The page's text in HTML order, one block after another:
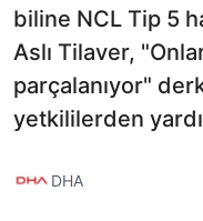
biline NCL Tip 5
Aslı Tilaver,
parçalanıyor"
yetkililerden
DHA